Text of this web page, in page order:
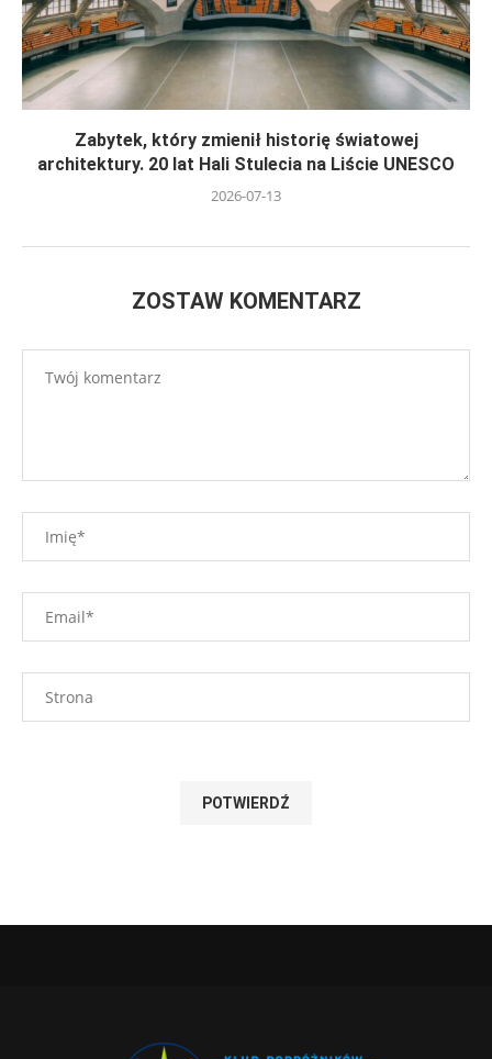
Zabytek, który zmienił historię światowej
architektury. 20 lat Hali Stulecia na Liście UNESCO
2026-07-13
ZOSTAW KOMENTARZ